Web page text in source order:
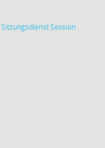
SitzungsdienstSession(Wird in